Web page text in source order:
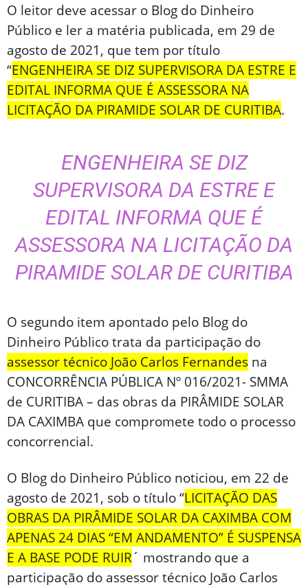
O leitor deve acessar o Blog do Dinheiro
Público e ler a matéria publicada, em 29 de
agosto de 2021, que tem por título
“ENGENHEIRA SE DIZ SUPERVISORA DA ESTRE E
EDITAL INFORMA QUE É ASSESSORA NA
LICITAÇÃO DA PIRAMIDE SOLAR DE CURITIBA.
ENGENHEIRA SE DIZ
SUPERVISORA DA ESTRE E
EDITAL INFORMA QUE É
ASSESSORA NA LICITAÇÃO DA
PIRAMIDE SOLAR DE CURITIBA
O segundo item apontado pelo Blog do
Dinheiro Público trata da participação do
assessor técnico João Carlos Fernandes na
CONCORRÊNCIA PÚBLICA Nº 016/2021- SMMA
de CURITIBA – das obras da PIRÂMIDE SOLAR
DA CAXIMBA que compromete todo o processo
concorrencial.
O Blog do Dinheiro Público noticiou, em 22 de
agosto de 2021, sob o título “LICITAÇÃO DAS
OBRAS DA PIRÂMIDE SOLAR DA CAXIMBA COM
APENAS 24 DIAS “EM ANDAMENTO” É SUSPENSA
E A BASE PODE RUIR´ mostrando que a
participação do assessor técnico João Carlos